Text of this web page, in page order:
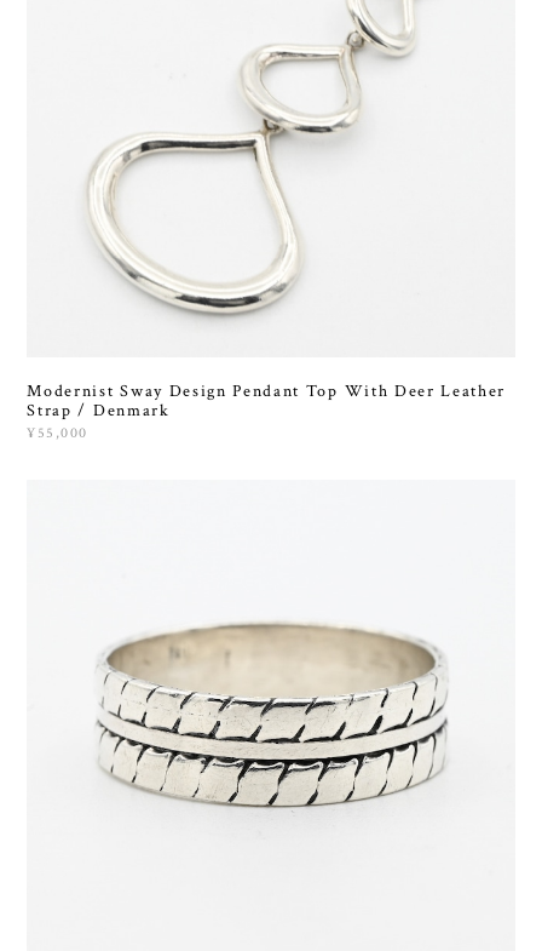
Modernist Sway Design Pendant Top With Deer Leather
Strap / Denmark
¥55,000